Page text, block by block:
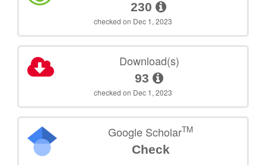
230
checked on Dec 1, 2023
Download(s)
93
checked on Dec 1, 2023
Google ScholarTM
Check